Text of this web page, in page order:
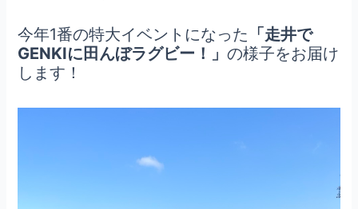
今年1番の特大イベントになった 「走井で
GENKIに田んぼラグビー！」の様子をお届け
します！